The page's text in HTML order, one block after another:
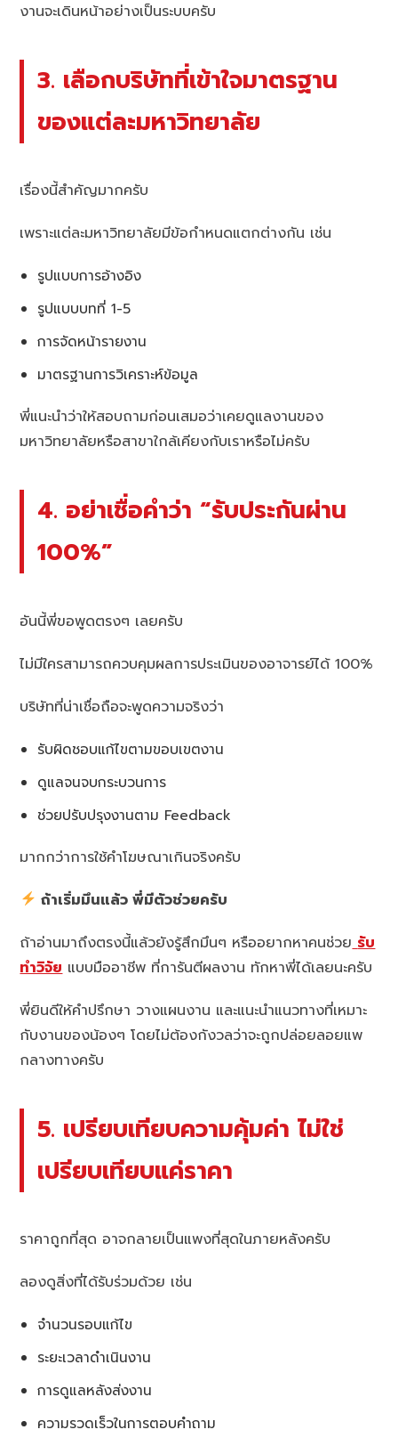
งานจะเดินหน้าอย่างเป็นระบบครับ
3. เลือกบริษัทที่เข้าใจมาตรฐาน
ของแต่ละมหาวิทยาลัย
เรื่องนี้สำคัญมากครับ
เพราะแต่ละมหาวิทยาลัยมีข้อกำหนดแตกต่างกัน เช่น
รูปแบบการอ้างอิง
รูปแบบบทที่ 1-5
การจัดหน้ารายงาน
มาตรฐานการวิเคราะห์ข้อมูล
พี่แนะนำว่าให้สอบถามก่อนเสมอว่าเคยดูแลงานของ
มหาวิทยาลัยหรือสาขาใกล้เคียงกับเราหรือไม่ครับ
4. อย่าเชื่อคำว่า “รับประกันผ่าน
100%”
อันนี้พี่ขอพูดตรงๆ เลยครับ
ไม่มีใครสามารถควบคุมผลการประเมินของอาจารย์ได้ 100%
บริษัทที่น่าเชื่อถือจะพูดความจริงว่า
รับผิดชอบแก้ไขตามขอบเขตงาน
ดูแลจนจบกระบวนการ
ช่วยปรับปรุงงานตาม Feedback
มากกว่าการใช้คำโฆษณาเกินจริงครับ
ถ้าเริ่มมึนแล้ว พี่มีตัวช่วยครับ
ถ้าอ่านมาถึงตรงนี้แล้วยังรู้สึกมึนๆ หรืออยากหาคนช่วย รับ
ทำวิจัยแบบมืออาชีพ ที่การันตีผลงาน ทักหาพี่ได้เลยนะครับ
พี่ยินดีให้คำปรึกษา วางแผนงาน และแนะนำแนวทางที่เหมาะ
กับงานของน้องๆ โดยไม่ต้องกังวลว่าจะถูกปล่อยลอยแพ
กลางทางครับ
5. เปรียบเทียบความคุ้มค่า ไม่ใช่
เปรียบเทียบแค่ราคา
ราคาถูกที่สุด อาจกลายเป็นแพงที่สุดในภายหลังครับ
ลองดูสิ่งที่ได้รับร่วมด้วย เช่น
จำนวนรอบแก้ไข
ระยะเวลาดำเนินงาน
การดูแลหลังส่งงาน
ความรวดเร็วในการตอบคำถาม